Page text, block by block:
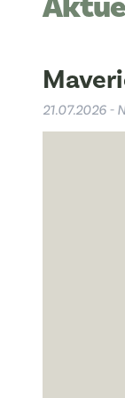
21.07.2026 -